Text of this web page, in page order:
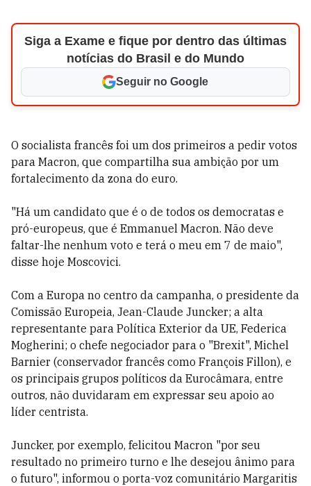
Siga a Exame e fique por dentro das últimas
notícias do Brasil e do Mundo
Seguir no Google
O socialista francês foi um dos primeiros a pedir votos
para Macron, que compartilha sua ambição por um
fortalecimento da zona do euro.
"Há um candidato que é o de todos os democratas e
pró-europeus, que é Emmanuel Macron. Não deve
faltar-lhe nenhum voto e terá o meu em 7 de maio",
disse hoje Moscovici.
Com a Europa no centro da campanha, o presidente da
Comissão Europeia, Jean-Claude Juncker; a alta
representante para Política Exterior da UE, Federica
Mogherini; o chefe negociador para o "Brexit", Michel
Barnier (conservador francês como François Fillon), e
os principais grupos políticos da Eurocâmara, entre
outros, não duvidaram em expressar seu apoio ao
líder centrista.
Juncker, por exemplo, felicitou Macron "por seu
resultado no primeiro turno e lhe desejou ânimo para
o futuro", informou o porta-voz comunitário Margaritis